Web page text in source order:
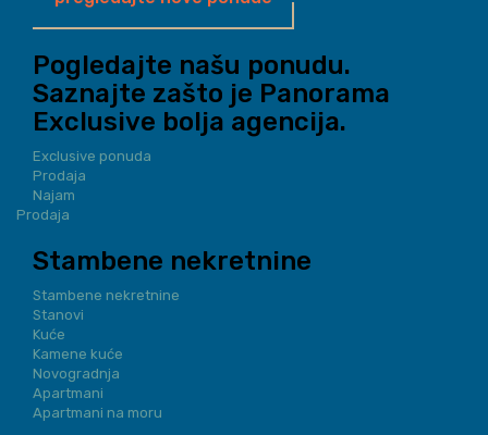
Pogledajte našu ponudu.
Saznajte zašto je Panorama
Exclusive bolja agencija.
Exclusive ponuda
Prodaja
Najam
Prodaja
Stambene nekretnine
Stambene nekretnine
Stanovi
Kuće
Kamene kuće
Novogradnja
Apartmani
Apartmani na moru